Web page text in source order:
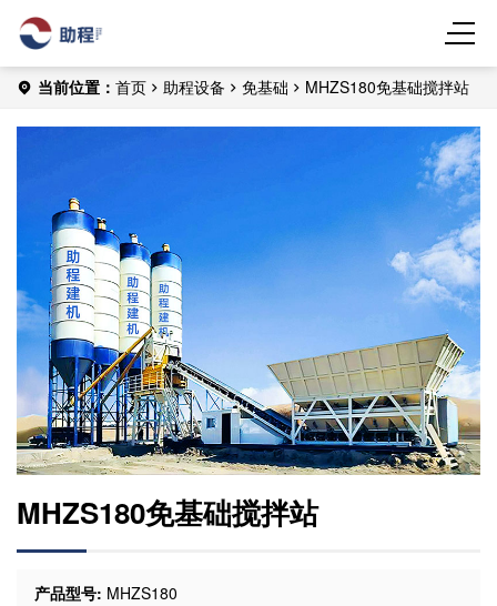
当前位置： 首页 助程设备 免基础 MHZS180免基础搅拌站
MHZS180免基础搅拌站
产品型号: MHZS180